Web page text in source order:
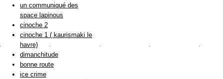
un communiqué des
space lapinous
cinoche 2
cinoche 1 ( kaurismaki le
havre)
dimanchitude
bonne route
ice crime